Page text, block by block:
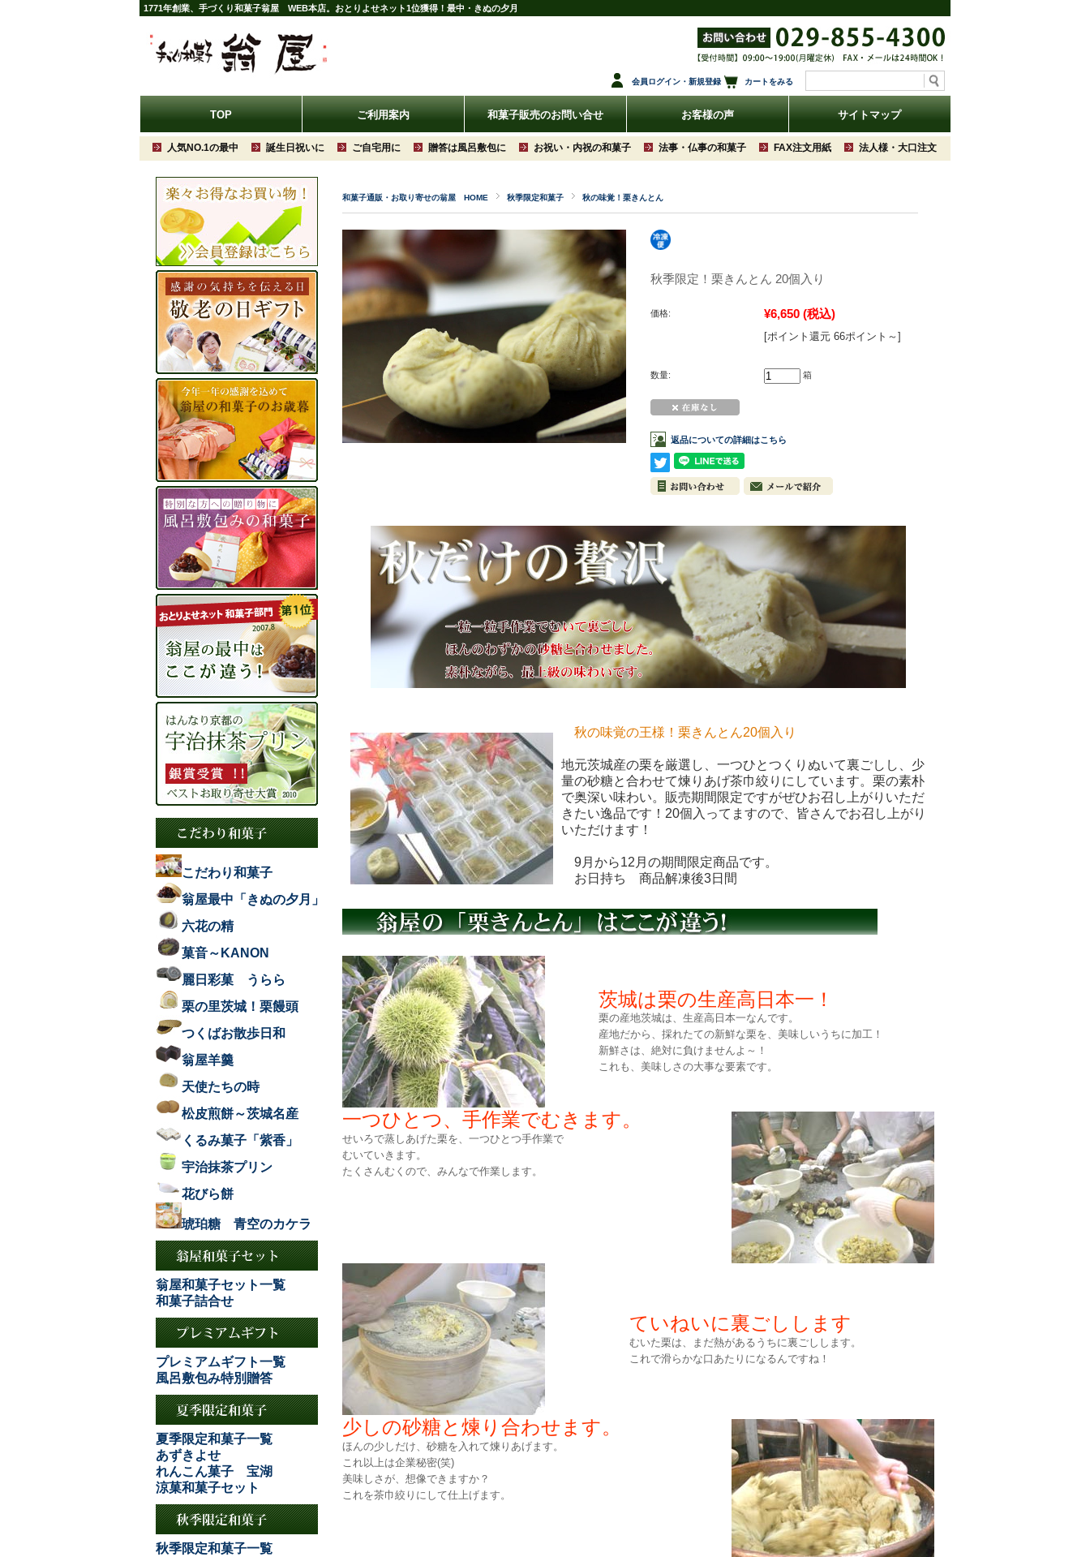
1771年創業、手づくり和菓子翁屋 WEB本店。おとりよせネット1位獲得！最中・きぬの夕月
会員ログイン・新規登録 カートをみる
TOP ご利用案内 和菓子販売のお問い合せ お客様の声 サイトマップ
人気NO.1の最中 誕生日祝いに ご自宅用に 贈答は風呂敷包に お祝い・内祝の和菓子 法事・仏事の和菓子 FAX注文用紙 法人様・大口注文
和菓子通販・お取り寄せの翁屋 HOME 秋季限定和菓子 秋の味覚！栗きんとん
秋季限定！栗きんとん 20個入り
価格: ¥6,650 (税込)
[ポイント還元 66ポイント～]
数量: 箱
返品についての詳細はこちら
秋の味覚の王様！栗きんとん20個入り
地元茨城産の栗を厳選し、一つひとつくりぬいて裏ごしし、少
量の砂糖と合わせて煉りあげ茶巾絞りにしています。栗の素朴
で奥深い味わい。販売期間限定ですがぜひお召し上がりいただ
きたい逸品です！20個入ってますので、皆さんでお召し上がり
いただけます！
9月から12月の期間限定商品です。
お日持ち 商品解凍後3日間
茨城は栗の生産高日本一！
栗の産地茨城は、生産高日本一なんです。
産地だから、採れたての新鮮な栗を、美味しいうちに加工！
新鮮さは、絶対に負けませんよ～！
これも、美味しさの大事な要素です。
一つひとつ、手作業でむきます。
せいろで蒸しあげた栗を、一つひとつ手作業で
むいていきます。
たくさんむくので、みんなで作業します。
ていねいに裏ごしします
むいた栗は、まだ熱があるうちに裏ごしします。
これで滑らかな口あたりになるんですね！
少しの砂糖と煉り合わせます。
ほんの少しだけ、砂糖を入れて煉りあげます。
これ以上は企業秘密(笑)
美味しさが、想像できますか？
これを茶巾絞りにして仕上げます。
こだわり和菓子
翁屋最中「きぬの夕月」
六花の精
菓音～KANON
麗日彩菓 うらら
栗の里茨城！栗饅頭
つくばお散歩日和
翁屋羊羹
天使たちの時
松皮煎餅～茨城名産
くるみ菓子「紫香」
宇治抹茶プリン
花びら餅
琥珀糖 青空のカケラ
翁屋和菓子セット一覧
和菓子詰合せ
プレミアムギフト一覧
風呂敷包み特別贈答
夏季限定和菓子一覧
あずきよせ
れんこん菓子 宝湖
涼菓和菓子セット
秋季限定和菓子一覧